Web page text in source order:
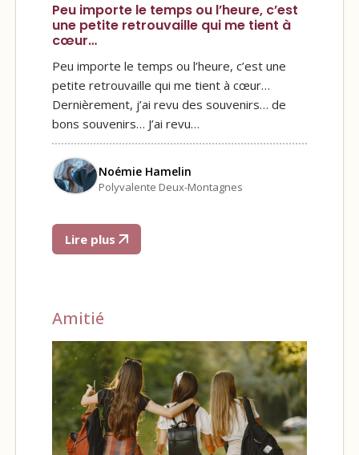
Peu importe le temps ou l’heure, c’est
une petite retrouvaille qui me tient à
cœur…
Peu importe le temps ou l’heure, c’est une
petite retrouvaille qui me tient à cœur…
Dernièrement, j’ai revu des souvenirs… de
bons souvenirs… J’ai revu…
Noémie Hamelin
Polyvalente Deux-Montagnes
Lire plus
Amitié